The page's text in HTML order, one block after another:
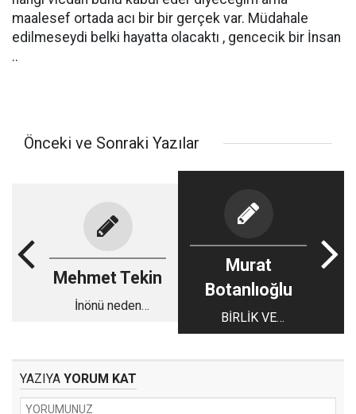
maalesef ortada acı bir bir gerçek var. Müdahale
edilmeseydi belki hayatta olacaktı , gencecik bir İnsan
..
Önceki ve Sonraki Yazılar
Mehmet Tekin
İnönü neden
Murat
Botanlıoğlu
BİRLİK VE
BERABERLİK
YAZIYA YORUM KAT